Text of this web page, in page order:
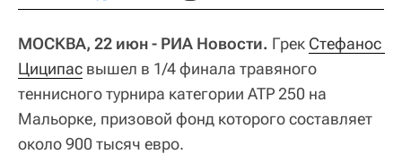
МОСКВА, 22 июн - РИА Новости. Грек Стефанос
Циципас вышел в 1/4 финала травяного
теннисного турнира категории ATP 250 на
Мальорке, призовой фонд которого составляет
около 900 тысяч евро.